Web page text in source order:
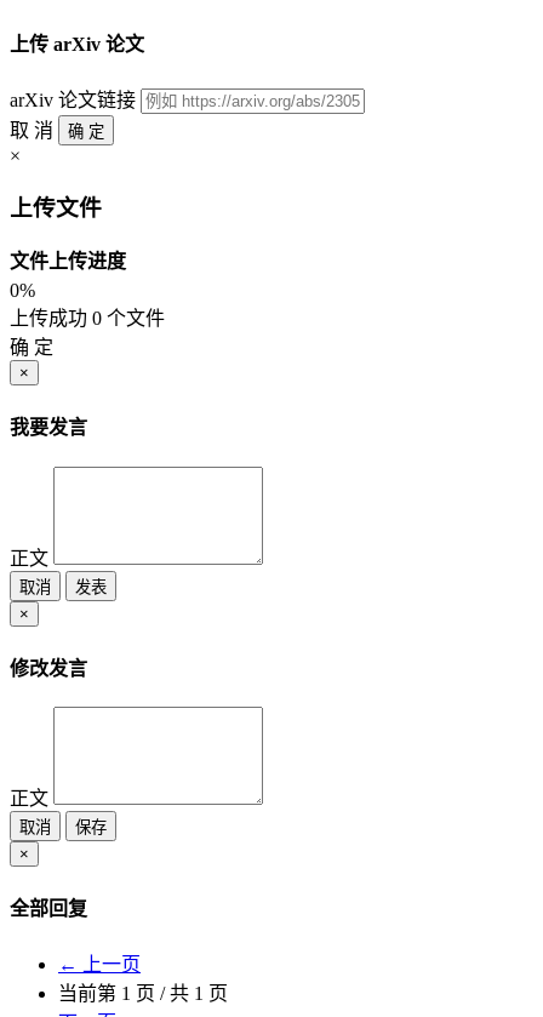
上传 arXiv 论文
arXiv 论文链接
取 消
确 定
×
上传文件
文件上传进度
0%
上传成功 0 个文件
确 定
×
我要发言
正文
取消
发表
×
修改发言
正文
取消
保存
×
全部回复
← 上一页
当前第 1 页 / 共 1 页